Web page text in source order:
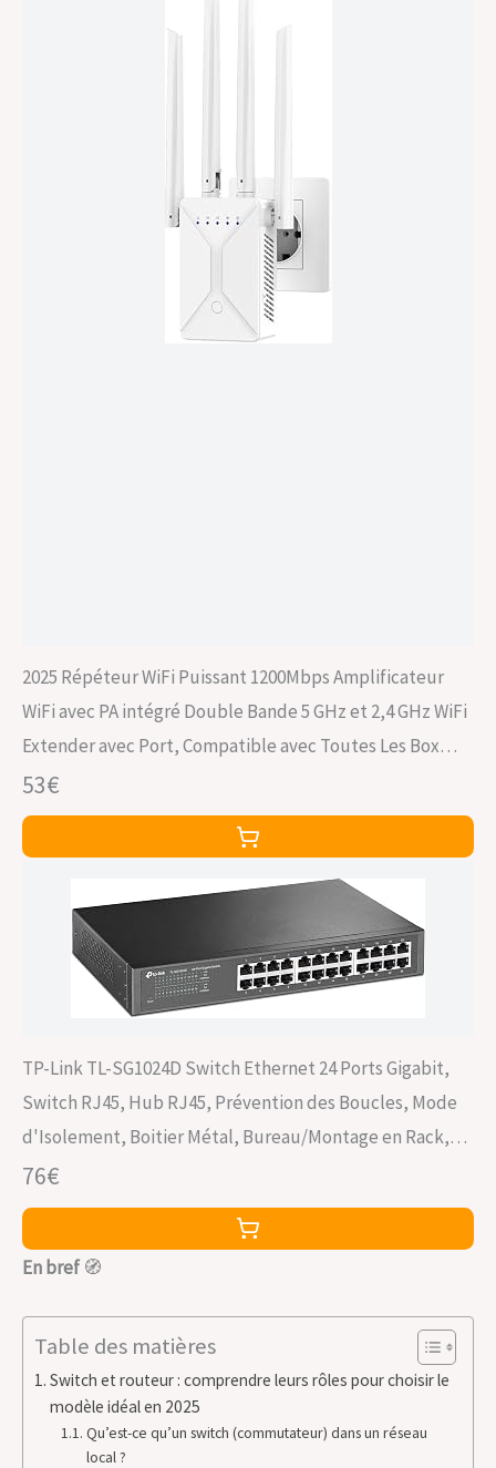
2025 Répéteur WiFi Puissant 1200Mbps Amplificateur
WiFi avec PA intégré Double Bande 5 GHz et 2,4 GHz WiFi
Extender avec Port, Compatible avec Toutes Les Box
Internets
53€
TP-Link TL-SG1024D Switch Ethernet 24 Ports Gigabit,
Switch RJ45, Hub RJ45, Prévention des Boucles, Mode
d'Isolement, Boitier Métal, Bureau/Montage en Rack,
Brancher et Utiliser
76€
En bref 🧭
Table des matières
Switch et routeur : comprendre leurs rôles pour choisir le
modèle idéal en 2025
Qu’est-ce qu’un switch (commutateur) dans un réseau
local ?